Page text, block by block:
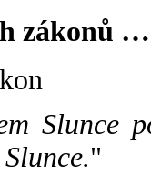
zákonů …
Slunce
"